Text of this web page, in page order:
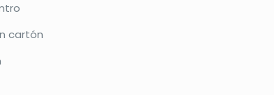
cartón